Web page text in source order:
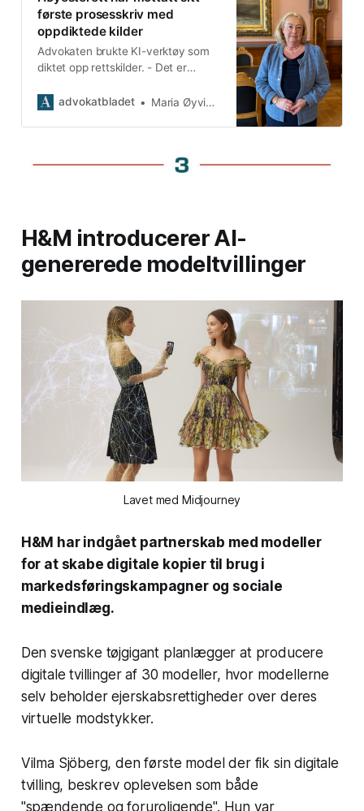
første prosesskriv med
oppdiktede kilder
Advokaten brukte KI-verktøy som
diktet opp rettskilder. - Det er
Advokatforeningens leder. Nå
advokatbladet Maria Øyvindsdatter Robertsen
H&M introducerer AI-
genererede modeltvillinger
Lavet med Midjourney
H&M har indgået partnerskab med modeller
for at skabe digitale kopier til brug i
markedsføringskampagner og sociale
medieindlæg.
Den svenske tøjgigant planlægger at producere
digitale tvillinger af 30 modeller, hvor modellerne
selv beholder ejerskabsrettigheder over deres
virtuelle modstykker.
Vilma Sjöberg, den første model der fik sin digitale
tvilling, beskrev oplevelsen som både
"spændende og foruroligende". Hun var